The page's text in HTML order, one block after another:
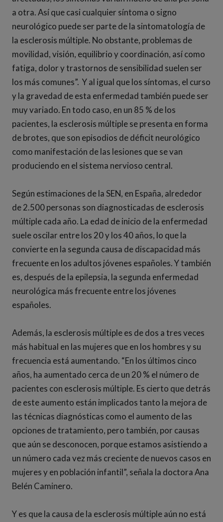
a otra. Así que casi cualquier síntoma o signo
neurológico puede ser parte de la sintomatología de
la esclerosis múltiple. No obstante, problemas de
movilidad, visión, equilibrio y coordinación, así como
fatiga, dolor y trastornos de sensibilidad suelen ser
los más comunes”. Y al igual que los síntomas, el curso
y la gravedad de esta enfermedad también puede ser
muy variado. En todo caso, en un 85 % de los
pacientes, la esclerosis múltiple se presenta en forma
de brotes, que son episodios de déficit neurológico
como manifestación de las lesiones que se van
produciendo en el sistema nervioso central.
Según estimaciones de la SEN, en España, alrededor
de 2.500 personas son diagnosticadas de esclerosis
múltiple cada año. La edad de inicio de la enfermedad
suele oscilar entre los 20 y los 40 años, lo que la
convierte en la segunda causa de discapacidad más
frecuente en los adultos jóvenes españoles. Y también
es, después de la epilepsia, la segunda enfermedad
neurológica más frecuente entre los jóvenes
españoles.
Además, la esclerosis múltiple es de dos a tres veces
más habitual en las mujeres que en los hombres y su
frecuencia está aumentando. “En los últimos cinco
años, ha aumentado cerca de un 20 % el número de
pacientes con esclerosis múltiple. Es cierto que detrás
de este aumento están implicados tanto la mejora de
las técnicas diagnósticas como el aumento de las
opciones de tratamiento, pero también, por causas
que aún se desconocen, porque estamos asistiendo a
un número cada vez más creciente de nuevos casos en
mujeres y en población infantil”, señala la doctora Ana
Belén Caminero.
Y es que la causa de la esclerosis múltiple aún no está